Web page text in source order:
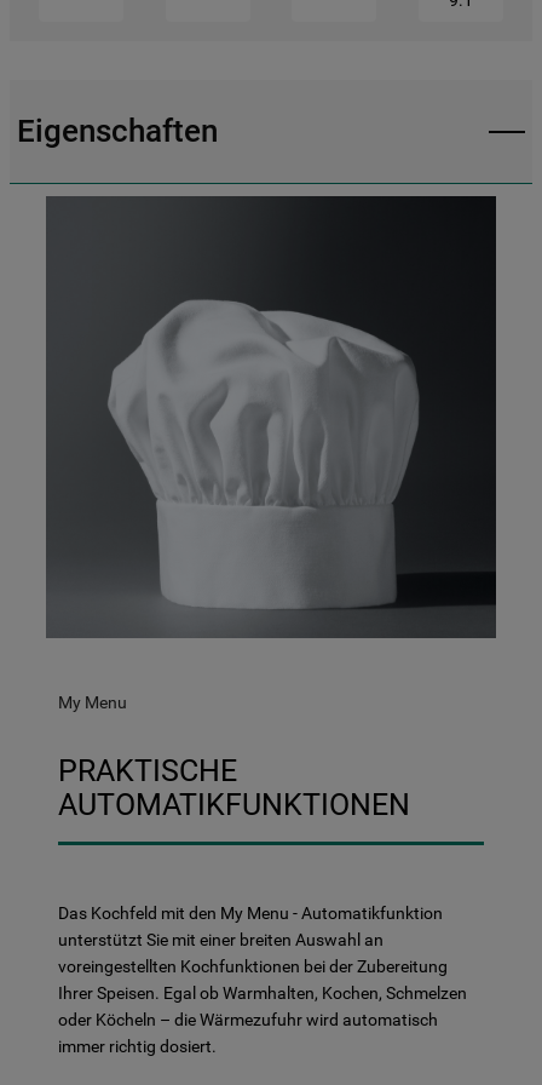
Eigenschaften
My Menu
PRAKTISCHE
AUTOMATIKFUNKTIONEN
Das Kochfeld mit den My Menu - Automatikfunktion
unterstützt Sie mit einer breiten Auswahl an
voreingestellten Kochfunktionen bei der Zubereitung
Ihrer Speisen. Egal ob Warmhalten, Kochen, Schmelzen
oder Köcheln – die Wärmezufuhr wird automatisch
immer richtig dosiert.
Cookies akzeptieren" klicken, stimmen Sie
der Weitergabe Ihrer Daten an unsere
Einstellungen". Um unsere Cookie-Richtlinie
einzusehen klicken sie auf "Mehr
Informationen" . Wenn Sie auf "Nur
erforderliche Cookies" klicken, werden
lediglich unbedingt erforderliche Cookis
gesetzt. Mehr Informationen
https://www.bauknecht.de/seiten/nutzung-
von-cookies